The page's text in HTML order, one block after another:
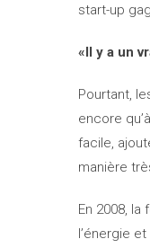
start-up
«Il y a un
Pourtant,
encore
facile,
manière
En 2008,
l’énergie